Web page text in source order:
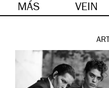
MÁS VEIN
ART